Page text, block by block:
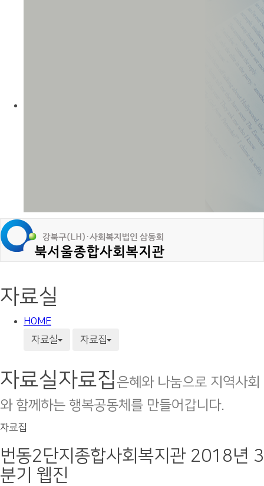
자료실
HOME
자료실
자료집
자료실자료집은혜와 나눔으로 지역사회
와 함께하는 행복공동체를 만들어갑니다.
자료집
번동2단지종합사회복지관 2018년 3
분기 웹진